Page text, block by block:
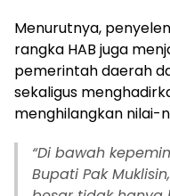
Menurutnya,
rangka HAB juga
pemerintah daerah
sekaligus
menghilangkan nilai-
“Di bawah
Bupati Pak